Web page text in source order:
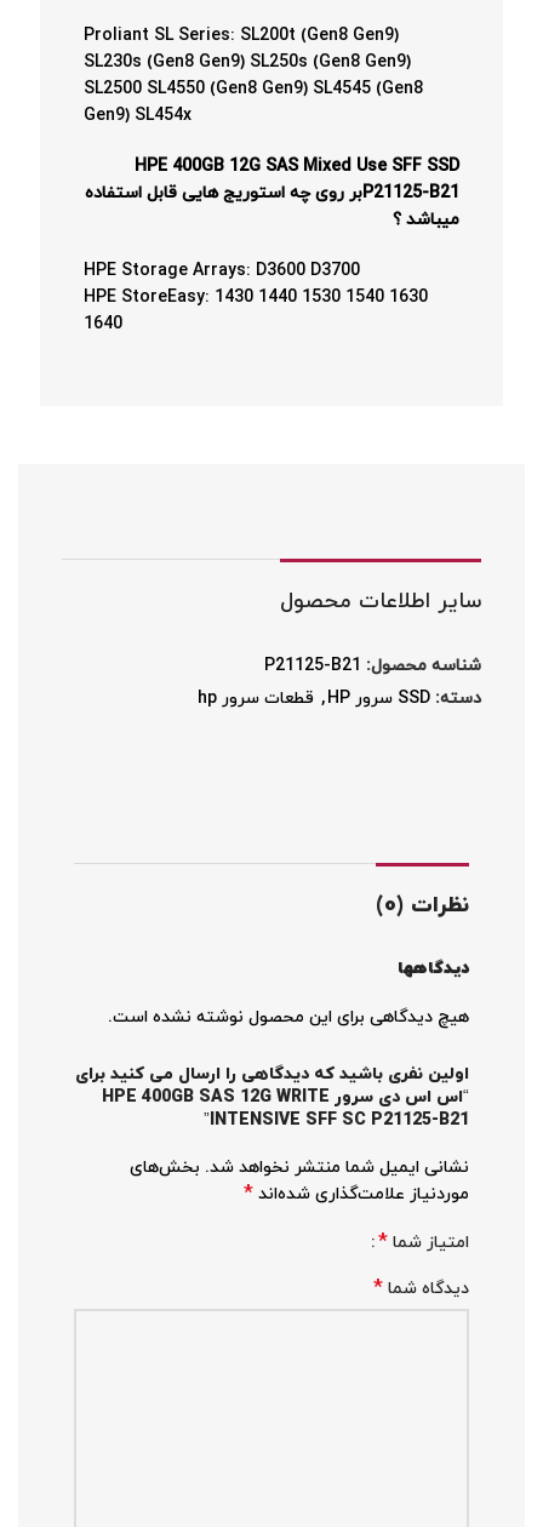
Proliant SL Series: SL200t (Gen8 Gen9)
SL230s (Gen8 Gen9) SL250s (Gen8 Gen9)
SL2500 SL4550 (Gen8 Gen9) SL4545 (Gen8
Gen9) SL454x
HPE 400GB 12G SAS Mixed Use SFF SSD
P21125-B21بر روی چه استوریج هایی قابل استفاده
میباشد ؟
HPE Storage Arrays: D3600 D3700
HPE StoreEasy: 1430 1440 1530 1540 1630
1640
سایر اطلاعات محصول
شناسه محصول: P21125-B21
دسته: SSD سرور HP , قطعات سرور hp
نظرات (0)
دیدگاهها
هیچ دیدگاهی برای این محصول نوشته نشده است.
اولین نفری باشید که دیدگاهی را ارسال می کنید برای
“اس اس دی سرور HPE 400GB SAS 12G WRITE
INTENSIVE SFF SC P21125-B21”
نشانی ایمیل شما منتشر نخواهد شد. بخش‌های
موردنیاز علامت‌گذاری شده‌اند *
امتیاز شما *
دیدگاه شما *